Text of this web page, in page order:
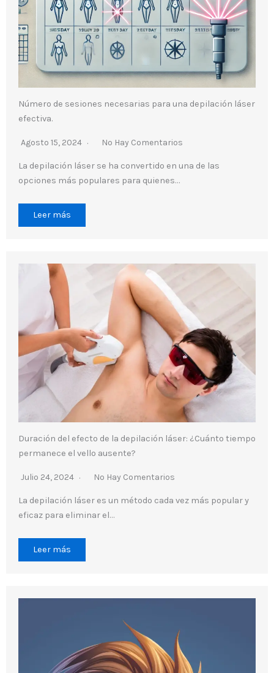
Número de sesiones necesarias para una depilación láser
efectiva.
Agosto 15, 2024 No Hay Comentarios
La depilación láser se ha convertido en una de las
opciones más populares para quienes…
Leer más
Duración del efecto de la depilación láser: ¿Cuánto tiempo
permanece el vello ausente?
Julio 24, 2024 No Hay Comentarios
La depilación láser es un método cada vez más popular y
eficaz para eliminar el…
Leer más